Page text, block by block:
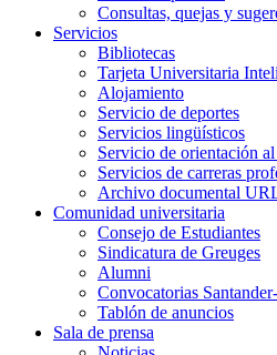
Consultas, quejas y
Servicios
Bibliotecas
Tarjeta Universitaria
Alojamiento
Servicio de deportes
Servicios lingüísticos
Servicio de orientación
Servicios de carreras
Archivo documental
Comunidad universitaria
Consejo de Estudiantes
Sindicatura de Greuges
Alumni
Convocatorias
Tablón de anuncios
Sala de prensa